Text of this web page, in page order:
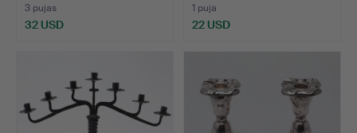
3 pujas
32 USD
1 puja
22 USD